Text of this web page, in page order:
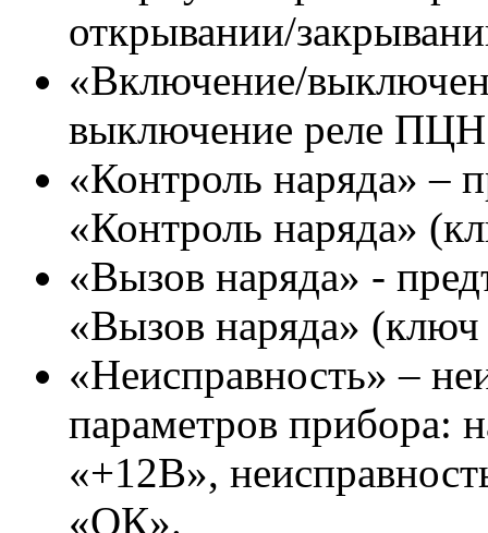
открывании/
«Включение/
выключение реле
«Контроль наряда» –
«Контроль наряда»
«Вызов наряда» -
«Вызов наряда» (ключ
«Неисправность» –
параметров прибора:
«+12В»,
«ОК».